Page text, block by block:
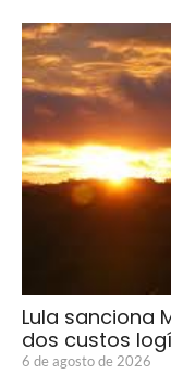
Lula sanciona
dos custos
6 de agosto de 2026